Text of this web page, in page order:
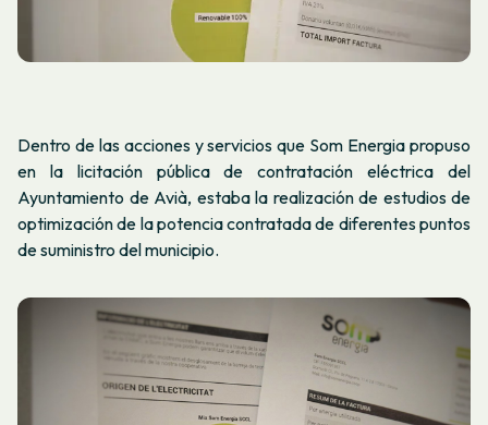
Dentro de las acciones y servicios que Som Energia propuso
en la licitación pública de contratación eléctrica del
Ayuntamiento de Avià, estaba la realización de estudios de
optimización de la potencia contratada de diferentes puntos
de suministro del municipio.